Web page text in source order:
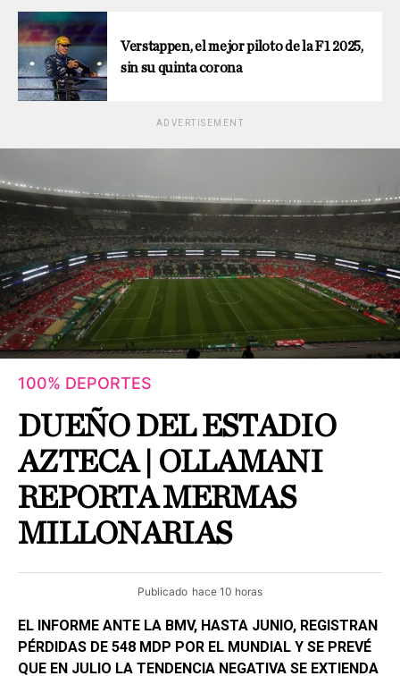
Verstappen, el mejor piloto de la F1 2025,
sin su quinta corona
ADVERTISEMENT
100% DEPORTES
DUEÑO DEL ESTADIO
AZTECA | OLLAMANI
REPORTA MERMAS
MILLONARIAS
Publicado hace 10 horas
EL INFORME ANTE LA BMV, HASTA JUNIO, REGISTRAN
PÉRDIDAS DE 548 MDP POR EL MUNDIAL Y SE PREVÉ
QUE EN JULIO LA TENDENCIA NEGATIVA SE EXTIENDA